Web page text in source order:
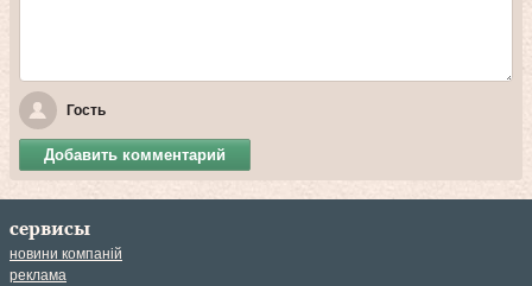
Гость
Добавить комментарий
сервисы
новини компаній
реклама